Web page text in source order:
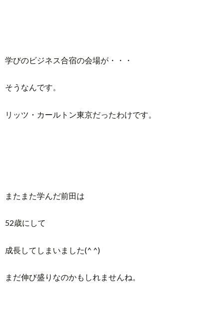
学びのビジネス合宿の会場が・・・
そうなんです。
リッツ・カールトン東京だったわけです。
またまた学んだ前田は
52歳にして
成長してしまいました(^ ^)
まだ伸び盛りなのかもしれませんね。